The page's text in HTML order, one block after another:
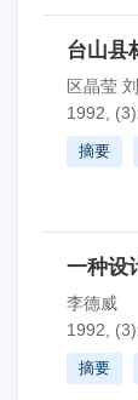
台山县
区晶莹
1992,
摘要
一种设
李德威
1992,
摘要